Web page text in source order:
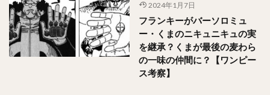
2024年1月7日
フランキーがバーソロミュ
ー・くまのニキュニキュの実
を継承？くまが最後の麦わら
の一味の仲間に？【ワンピー
ス考察】